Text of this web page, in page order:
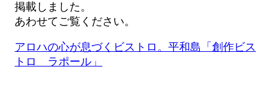
掲載しました。
あわせてご覧ください。
アロハの心が息づくビストロ。平和島「創作ビス
トロ ラポール」